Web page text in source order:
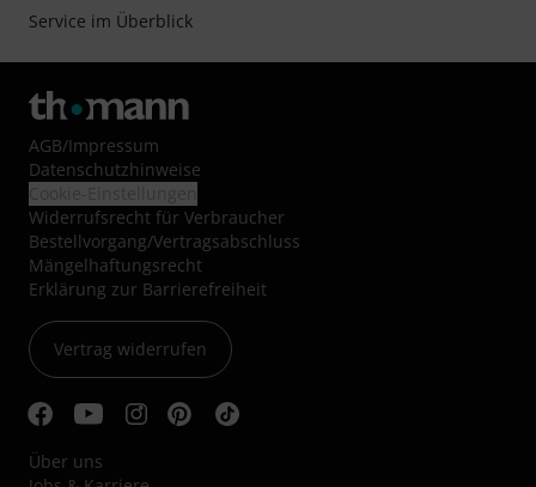
Service im Überblick
AGB/Impressum
Datenschutzhinweise
Widerrufsrecht für Verbraucher
Bestellvorgang/Vertragsabschluss
Mängelhaftungsrecht
Erklärung zur Barrierefreiheit
Vertrag widerrufen
Über uns